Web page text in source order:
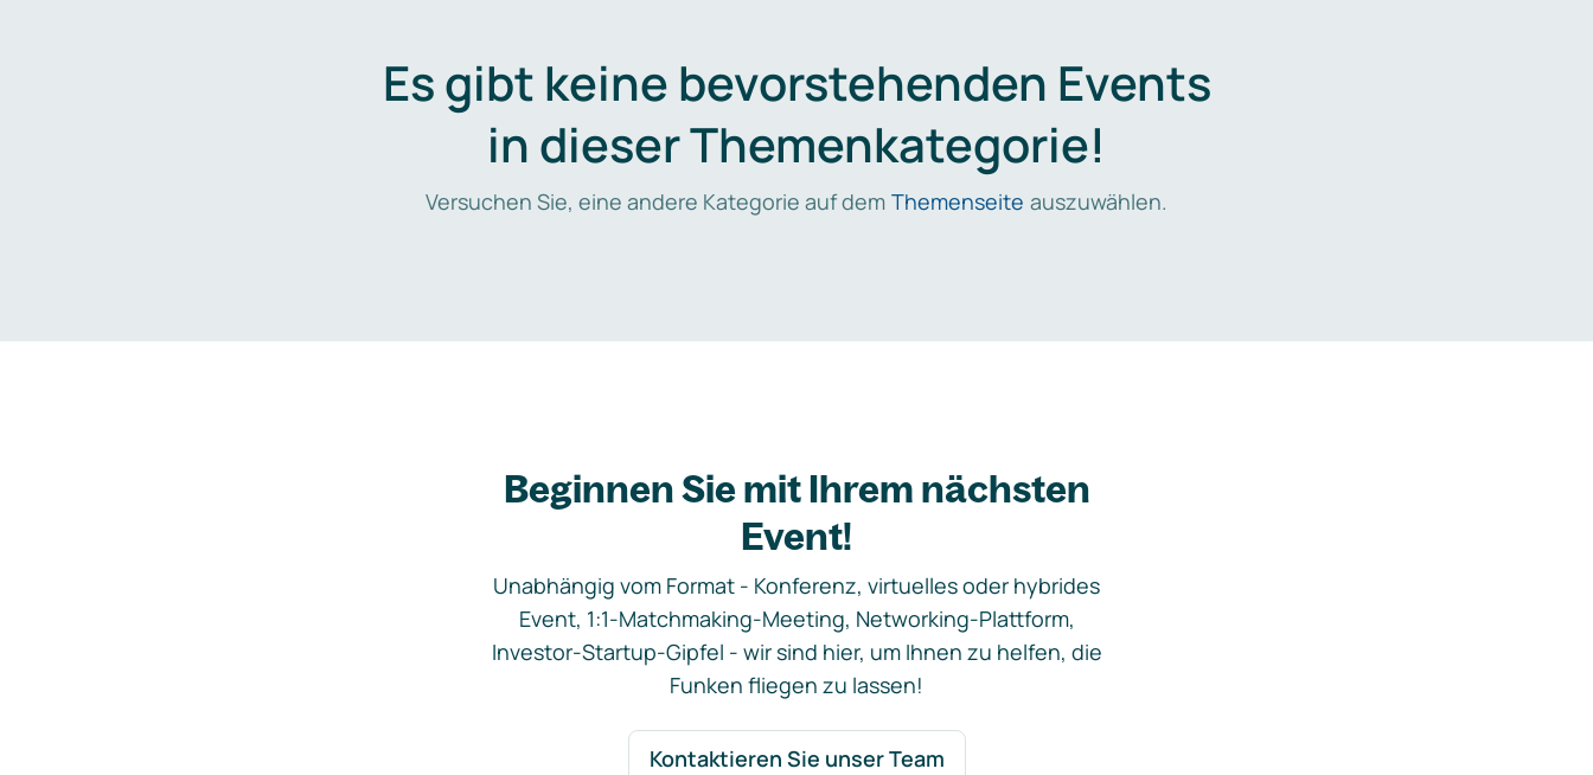
Es gibt keine bevorstehenden Events
in dieser Themenkategorie!
Versuchen Sie, eine andere Kategorie auf dem Themenseite auszuwählen.
Beginnen Sie mit Ihrem nächsten
Event!
Unabhängig vom Format - Konferenz, virtuelles oder hybrides
Event, 1:1-Matchmaking-Meeting, Networking-Plattform,
Investor-Startup-Gipfel - wir sind hier, um Ihnen zu helfen, die
Funken fliegen zu lassen!
Kontaktieren Sie unser Team